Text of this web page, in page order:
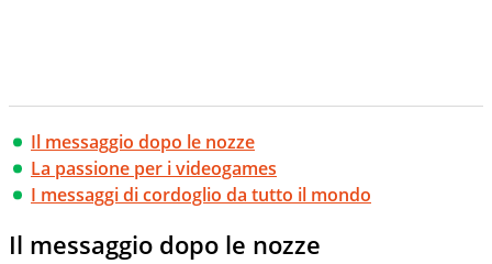
Il messaggio dopo le nozze
La passione per i videogames
I messaggi di cordoglio da tutto il mondo
Il messaggio dopo le nozze